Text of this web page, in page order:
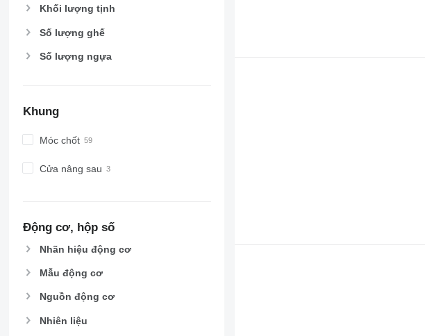
Khối lượng tịnh
Số lượng ghế
Số lượng ngựa
Khung
Móc chốt
Cửa nâng sau
Động cơ, hộp số
Nhãn hiệu động cơ
Mẫu động cơ
Nguồn động cơ
Nhiên liệu